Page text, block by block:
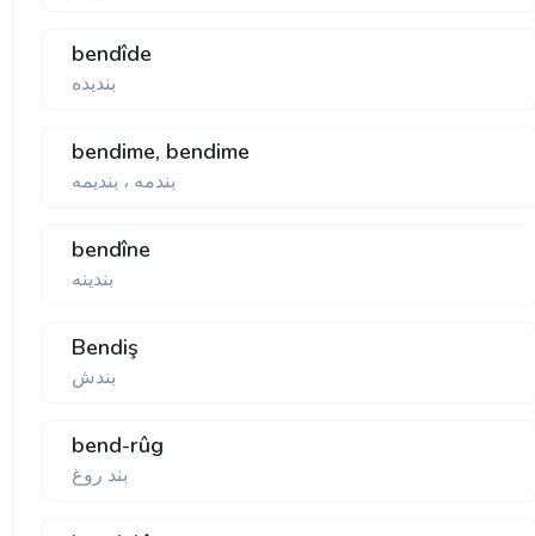
bendîde
بنديده
bendime, bendime
بندمه ، بنديمه
bendîne
بندينه
Bendiş
بندش
bend-rûg
بند روغ